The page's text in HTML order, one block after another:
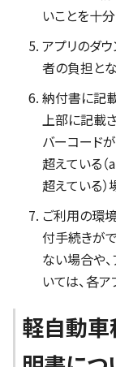
いことを十
アプリのダ
者の負担とな
納付書に記
上部に記載
バーコード
超えている
超えている
ご利用の環境
付手続きが
ない場合や
いては、各
軽自動